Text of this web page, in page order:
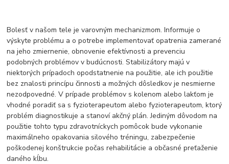
Bolesť v našom tele je varovným mechanizmom. Informuje o
výskyte problému a o potrebe implementovať opatrenia zamerané
na jeho zmiernenie, obnovenie efektívnosti a prevenciu
podobných problémov v budúcnosti. Stabilizátory majú v
niektorých prípadoch opodstatnenie na použitie, ale ich použitie
bez znalosti princípu činnosti a možných dôsledkov je nesmierne
nezodpovedné. V prípade problémov s kolenom alebo lakťom je
vhodné poradiť sa s fyzioterapeutom alebo fyzioterapeutom, ktorý
problém diagnostikuje a stanoví akčný plán. Jediným dôvodom na
použitie tohto typu zdravotníckych pomôcok bude vykonanie
maximálneho opakovania silového tréningu, zabezpečenie
poškodenej konštrukcie počas rehabilitácie a občasné preťaženie
daného kĺbu.